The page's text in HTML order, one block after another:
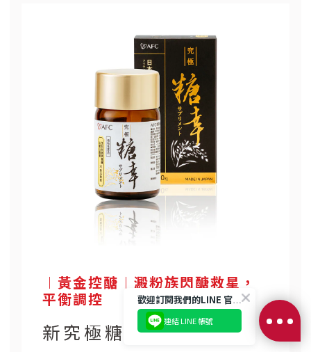
︱黃金控醣︱澱粉族閃醣救星，
平衡調控
新究極糖幸
歡迎訂閱我們的LINE 官方帳號
連結 LINE 帳號